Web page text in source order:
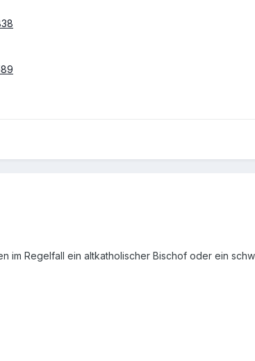
im Regelfall ein altkatholischer Bischof oder ein